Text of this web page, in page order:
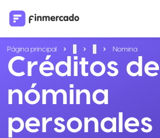
Página principal Nomina
Créditos de
nómina
personales